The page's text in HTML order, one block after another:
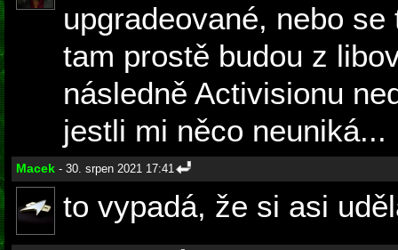
upgradeované, nebo
tam prostě budou z
následně Activisionu
jestli mi něco neuniká...
Macek - 30. srpen 2021 17:41
to vypadá, že si asi